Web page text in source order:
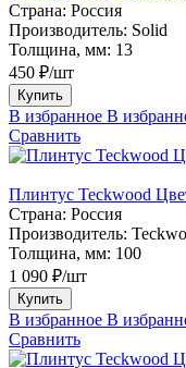
Страна: Россия
Производитель: Solid
Толщина, мм: 13
450 ₽/шт
Купить
В избранное В
Сравнить
Плинтус Teckwood
Страна: Россия
Производитель:
Толщина, мм: 100
1 090 ₽/шт
Купить
В избранное В
Сравнить